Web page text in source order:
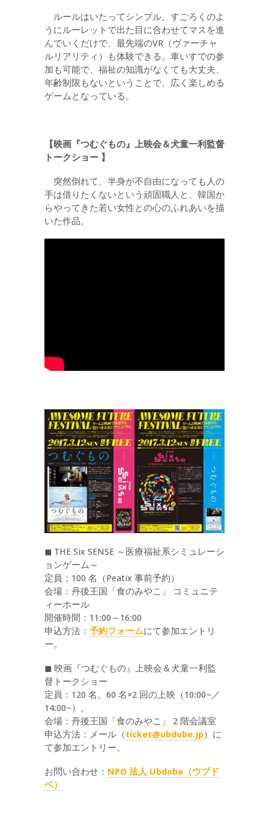
ルールはいたってシンプル。すごろくのよ
うにルーレットで出た目に合わせてマスを進
んでいくだけで、最先端のVR（ヴァーチャ
ルリアリティ）も体験できる。車いすでの参
加も可能で、福祉の知識がなくても大丈夫、
年齢制限もないということで、広く楽しめる
ゲームとなっている。
【映画『つむぐもの』上映会＆犬童一利監督
トークショー 】
突然倒れて、半身が不自由になっても人の
手は借りたくないという頑固職人と、韓国か
らやってきた若い女性との心のふれあいを描
いた作品。
◼︎ THE Six SENSE ～医療福祉系シミュレーシ
ョンゲーム～
定員：100 名（Peatix 事前予約）
会場：丹後王国「食のみやこ」 コミュニテ
ィーホール
開催時間：11:00～16:00
申込方法： 予約フォームにて参加エントリ
ー。
◼︎ 映画『つむぐもの』上映会＆犬童一利監
督トークショー
定員：120 名。60 名×2 回の上映（10:00~／
14:00~）。
会場：丹後王国「食のみやこ」 2 階会議室
申込方法：メール（ticket@ubdobe.jp）に
て参加エントリー。
お問い合わせ： NPO 法人 Ubdobe（ウブド
ベ）